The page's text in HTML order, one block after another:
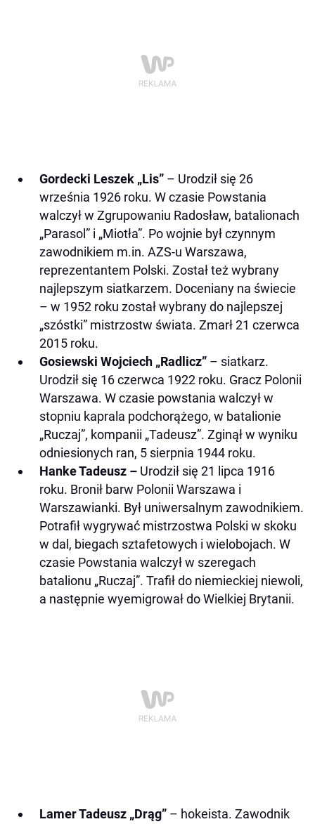
Gordecki Leszek „Lis” – Urodził się 26
września 1926 roku. W czasie Powstania
walczył w Zgrupowaniu Radosław, batalionach
„Parasol” i „Miotła”. Po wojnie był czynnym
zawodnikiem m.in. AZS-u Warszawa,
reprezentantem Polski. Został też wybrany
najlepszym siatkarzem. Doceniany na świecie
– w 1952 roku został wybrany do najlepszej
„szóstki” mistrzostw świata. Zmarł 21 czerwca
2015 roku.
Gosiewski Wojciech „Radlicz” – siatkarz.
Urodził się 16 czerwca 1922 roku. Gracz Polonii
Warszawa. W czasie powstania walczył w
stopniu kaprala podchorążego, w batalionie
„Ruczaj”, kompanii „Tadeusz”. Zginął w wyniku
odniesionych ran, 5 sierpnia 1944 roku.
Hanke Tadeusz – Urodził się 21 lipca 1916
roku. Bronił barw Polonii Warszawa i
Warszawianki. Był uniwersalnym zawodnikiem.
Potrafił wygrywać mistrzostwa Polski w skoku
w dal, biegach sztafetowych i wielobojach. W
czasie Powstania walczył w szeregach
batalionu „Ruczaj”. Trafił do niemieckiej niewoli,
a następnie wyemigrował do Wielkiej Brytanii.
Lamer Tadeusz „Drąg” – hokeista. Zawodnik